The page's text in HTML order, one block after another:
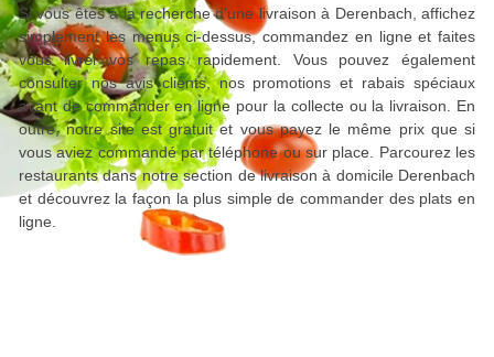
Si vous êtes à la recherche d'une livraison à Derenbach, affichez
simplement les menus ci-dessus, commandez en ligne et faites
vous livrer vos repas rapidement. Vous pouvez également
consulter nos avis clients, nos promotions et rabais spéciaux
avant de commander en ligne pour la collecte ou la livraison. En
outre, notre site est gratuit et vous payez le même prix que si
vous aviez commandé par téléphone ou sur place. Parcourez les
restaurants dans notre section de livraison à domicile Derenbach
et découvrez la façon la plus simple de commander des plats en
ligne.